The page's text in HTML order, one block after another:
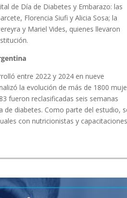
de Día de Diabetes y Embarazo: las
Florencia Siufi y Alicia Sosa; la
y Mariel Vides, quienes llevaron
entre 2022 y 2024 en nueve
la evolución de más de 1800
fueron reclasificadas seis semanas
de diabetes. Como parte del estudio,
con nutricionistas y capacitaciones